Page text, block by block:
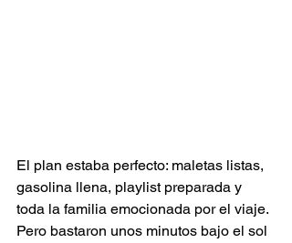
El plan estaba perfecto: maletas listas,
gasolina llena, playlist preparada y
toda la familia emocionada por el viaje.
Pero bastaron unos minutos bajo el sol